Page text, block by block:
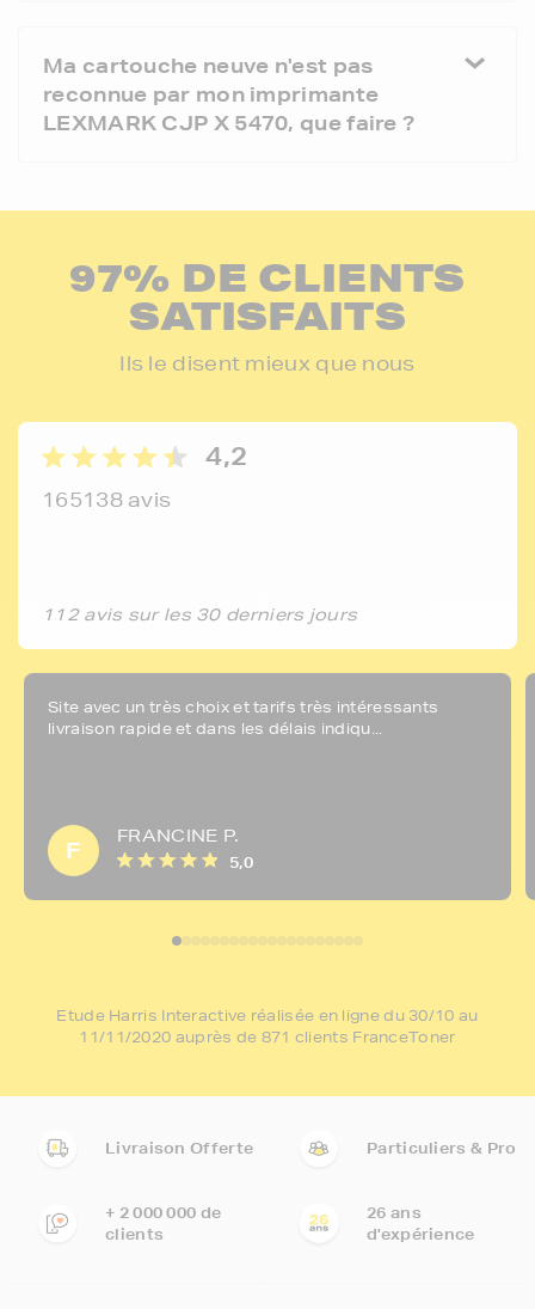
Ma cartouche neuve n'est pas
reconnue par mon imprimante
LEXMARK CJP X 5470, que faire ?
97% DE CLIENTS
SATISFAITS
Ils le disent mieux que nous
4,2
165138 avis
112 avis sur les 30 derniers jours
Site avec un très choix et tarifs très intéressants
livraison rapide et dans les délais indiqu...
F
FRANCINE P.
5,0
Etude Harris Interactive réalisée en ligne du 30/10 au
11/11/2020 auprès de 871 clients FranceToner
Livraison Offerte Particuliers & Pro
+ 2 000 000 de
clients
26 ans
d'expérience